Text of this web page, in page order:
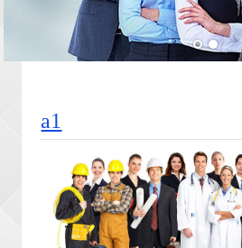
a1